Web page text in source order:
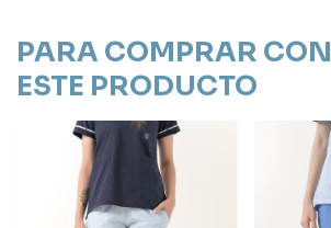
PARA COMPRAR CON
ESTE PRODUCTO